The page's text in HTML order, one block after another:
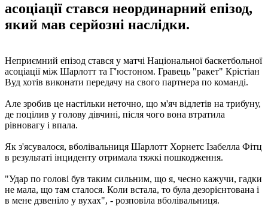
асоціації стався неординарний епізод,
який мав серйозні наслідки.
Неприємний епізод стався у матчі Національної баскетбольної
асоціації між Шарлотт та Г'юстоном. Гравець "ракет" Крістіан
Вуд хотів виконати передачу на свого партнера по команді.
Але зробив це настільки неточно, що м'яч відлетів на трибуну,
де поцілив у голову дівчині, після чого вона втратила
рівновагу і впала.
Як з'ясувалося, вболівальниця Шарлотт Хорнетс Ізабелла Фітц
в результаті інциденту отримала тяжкі пошкодження.
"Удар по голові був таким сильним, що я, чесно кажучи, гадки
не мала, що там сталося. Коли встала, то була дезорієнтована і
в мене дзвеніло у вухах", - розповіла вболівальниця.